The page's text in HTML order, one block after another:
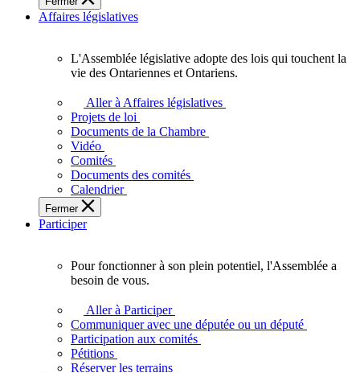
l'Assemblée
législative
l'Ontario.
Affaires législatives
L'Assemblée
adopte
touchent
des
Ontariennes
et
L'Assemblée législative adopte des lois qui touchent la
vie des Ontariennes et Ontariens.
Aller à Affaires législatives
Projets de loi
Documents de la Chambre
Vidéo
Comités
Documents des comités
Calendrier
Fermer
Participer
plein
potentiel,
l'Assemblée
Pour fonctionner à son plein potentiel, l'Assemblée a
besoin de vous.
Aller à Participer
Communiquer avec une députée ou un député
Participation aux comités
Pétitions
Réserver les terrains